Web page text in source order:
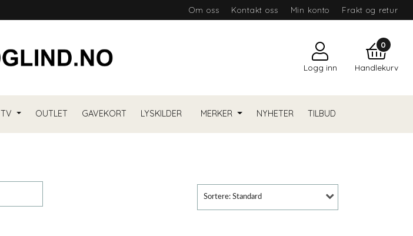
Om oss Kontakt oss Min konto Frakt og retur
Logg inn
0
Handlekurv
TV OUTLET GAVEKORT LYSKILDER MERKER NYHETER TILBUD
Sortere: Standard